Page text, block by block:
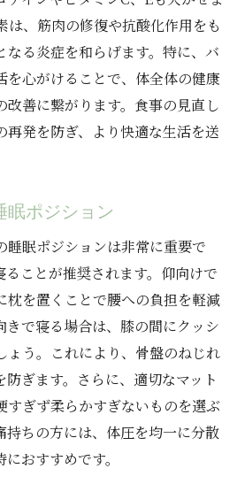
は、筋肉の修復や抗酸化作用をも
なる炎症を和らげます。特に、バ
を心がけることで、体全体の健康
改善に繋がります。食事の見直し
再発を防ぎ、より快適な生活を送
眠ポジション
睡眠ポジションは非常に重要で
ることが推奨されます。仰向けで
枕を置くことで腰への負担を軽減
きで寝る場合は、膝の間にクッシ
ょう。これにより、骨盤のねじれ
防ぎます。さらに、適切なマット
すぎず柔らかすぎないものを選ぶ
持ちの方には、体圧を均一に分散
おすすめです。